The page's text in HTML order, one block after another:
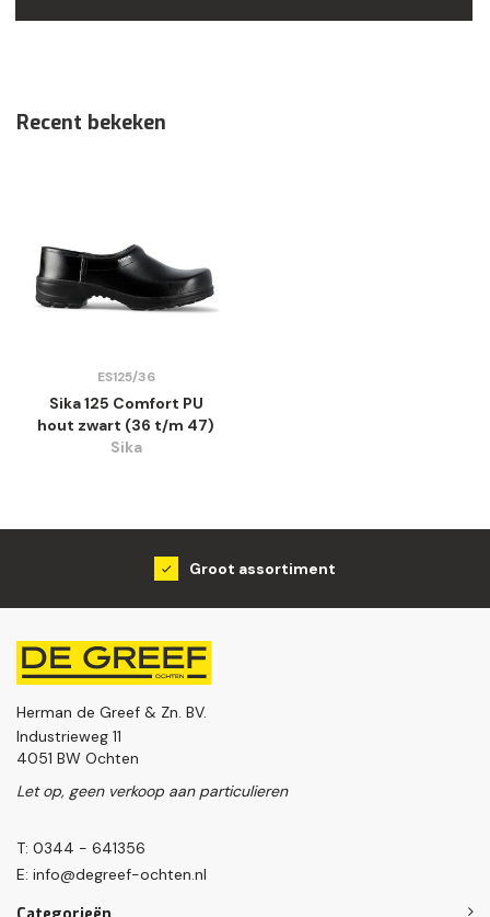
Recent bekeken
ES125/36
Sika 125 Comfort PU
hout zwart (36 t/m 47)
Sika
Groot assortiment
Herman de Greef & Zn. BV.
Industrieweg 11
4051 BW Ochten
Let op, geen verkoop aan particulieren
T: 0344 - 641356
E: info@degreef-ochten.nl